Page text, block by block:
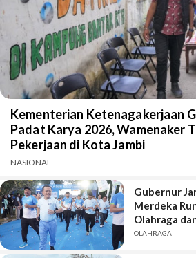
Kementerian Ketenagakerjaan
Padat Karya 2026, Wamenaker
Pekerjaan di Kota Jambi
NASIONAL
Gubernur
Merdeka
Olahraga
Daerah
OLAHRAGA